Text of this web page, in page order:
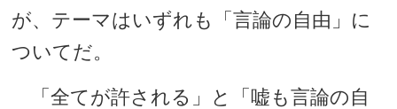
が、テーマはいずれも「言論の自由」に
ついてだ。
「全てが許される」と「嘘も言論の自